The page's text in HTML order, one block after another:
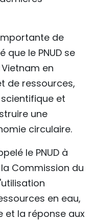
de
le PNUD se
en
de ressources,
et
une
circulaire.
le PNUD à
Commission du
en eau,
et la réponse aux